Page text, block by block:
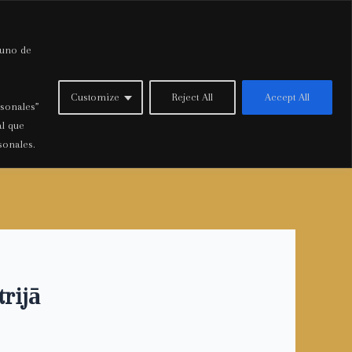
de
que
Customize Reject All Accept All
Inicio